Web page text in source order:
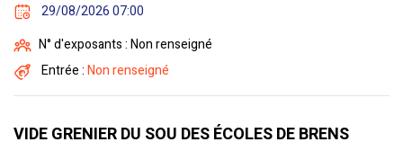
29/08/2026 07:00
N° d'exposants : Non renseigné
Entrée :Non renseigné
VIDE GRENIER DU SOU DES ÉCOLES DE BRENS